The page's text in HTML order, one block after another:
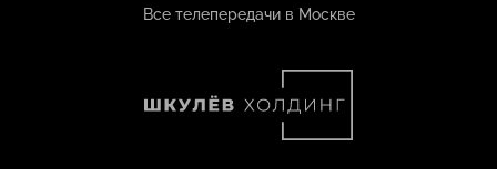
Все телепередачи в Москве